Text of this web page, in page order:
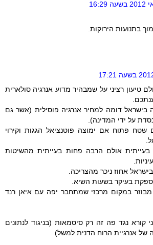
בתנועות הירוקות.
טיעון רציני על שמבהיר מדוע אנרגיה סולארית
בישראל דומה למחיר אנרגיה פוסילית (אשר גם
על ידי המדינה).
פתוח אם ימוצה פוטנציאל הגגות וקירוי
בעייתית אולם הרבה פחות בעייתית מהשיטות
אחוז ניכר מהצריכה.
בעיקר בשעות השיא.
במקום מרכזי שמתחבר יפה עם איאן רנד
קורא נגד פה זה רק סיסמאות (בניגוד לנתונים
של אנרגיית הרוח הדנית למשל)